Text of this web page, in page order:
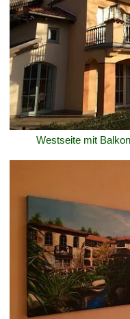
Westseite mit